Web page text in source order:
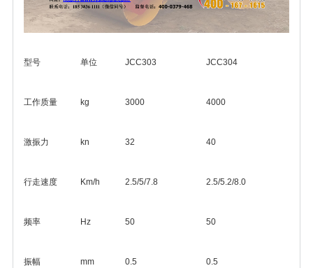
型号 单位 JCC303 JCC304
工作质量 kg 3000 4000
激振力 kn 32 40
行走速度 Km/h 2.5/5/7.8 2.5/5.2/8.0
频率 Hz 50 50
振幅 mm 0.5 0.5